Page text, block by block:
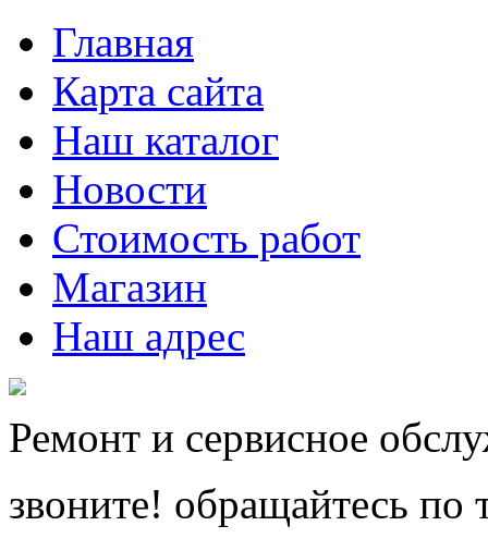
Главная
Карта сайта
Наш каталог
Новости
Стоимость работ
Магазин
Наш адрес
Ремонт и сервисное
звоните! обращайтесь по